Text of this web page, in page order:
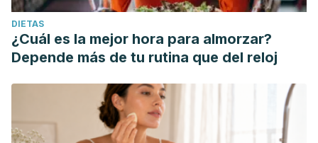
DIETAS
¿Cuál es la mejor hora para almorzar?
Depende más de tu rutina que del reloj